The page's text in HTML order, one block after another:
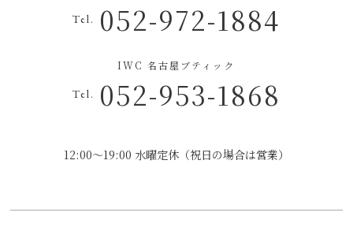
Tel. 052-972-1884
IWC 名古屋ブティック
Tel. 052-953-1868
12:00～19:00 水曜定休（祝日の場合は営業）